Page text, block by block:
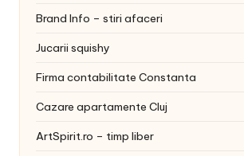
Brand Info – stiri afaceri
Jucarii squishy
Firma contabilitate Constanta
Cazare apartamente Cluj
ArtSpirit.ro – timp liber